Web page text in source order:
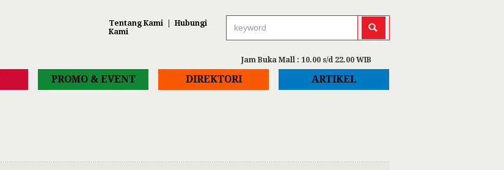
Tentang Kami |Hubungi
Kami
Jam Buka Mall : 10.00 s/d 22.00 WIB
PROMO & EVENT DIREKTORI ARTIKEL